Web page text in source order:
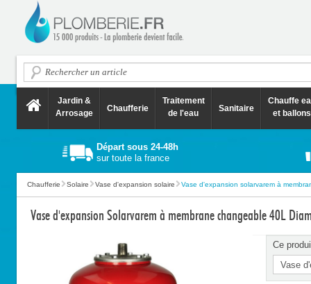
Jardin &
Arrosage
Chaufferie
Traitement
de l'eau
Sanitaire
Chauffe
et ballons
Départ sous 24-48h
sur toute la france
Chaufferie Solaire Vase d'expansion solaire Vase d'expansion solarvarem à
Vase d'expansion Solarvarem à membrane changeable 40L
Ce